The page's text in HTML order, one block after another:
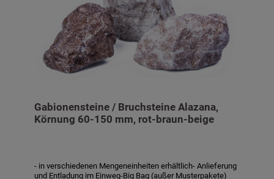
Gabionensteine / Bruchsteine Alazana,
Körnung 60-150 mm, rot-braun-beige
- in verschiedenen Mengeneinheiten erhältlich- Anlieferung
und Entladung im Einweg-Big Bag (außer Musterpakete)